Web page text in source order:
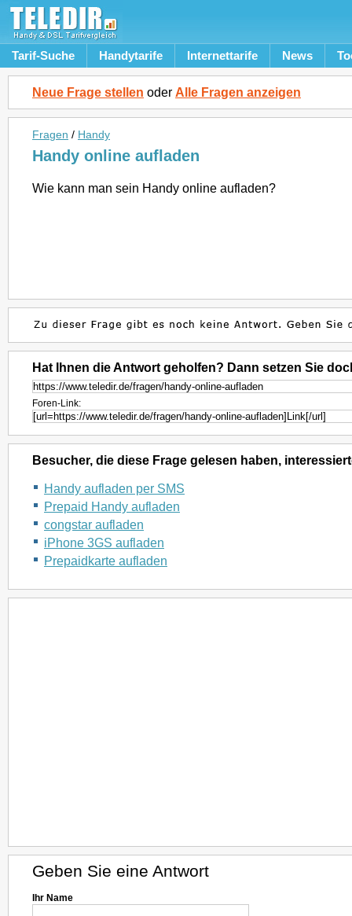
Tarif-Suche Handytarife Internettarife News
Neue Frage stellen oder Alle Fragen anzeigen
Fragen / Handy
Handy online aufladen
Wie kann man sein Handy online aufladen?
Hat Ihnen die Antwort geholfen? Dann setzen Sie
Foren-Link:
Besucher, die diese Frage gelesen haben,
Handy aufladen per SMS
Prepaid Handy aufladen
congstar aufladen
iPhone 3GS aufladen
Prepaidkarte aufladen
Geben Sie eine Antwort
Ihr Name